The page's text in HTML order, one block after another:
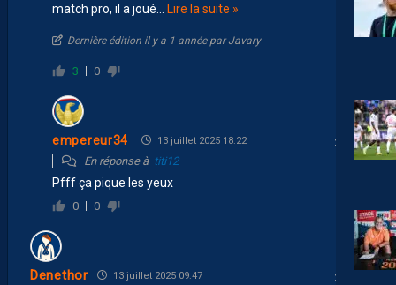
match pro, il a joué
Lire la suite »
Dernière édition il y a 1 année par Javary
3 0
empereur34 13 juillet 2025 18:22
En réponse à titi12
Pfff ça pique les yeux
0 0
Denethor 13 juillet 2025 09:47